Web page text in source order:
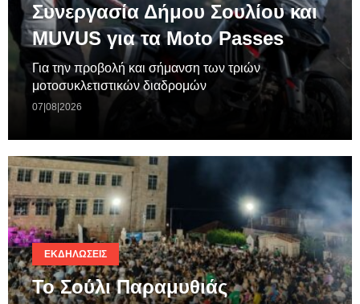
Συνεργασία Δήμου Σουλίου και
MUVUS για τα Moto Passes
Για την προβολή και σήμανση των τριών
μοτοσυκλετιστικών διαδρομών
07|08|2026
ΕΚΔΗΛΏΣΕΙΣ
Το Σούλι Παραμυθιάς